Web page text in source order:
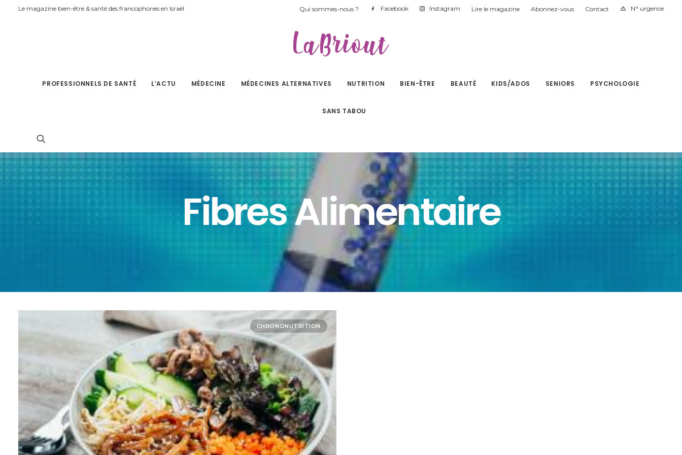
Le magazine bien-être & santé des francophones en Israël Qui sommes-nous ? Facebook Instagram Lire le magazine Abonnez-vous Contact N° urgence
PROFESSIONNELS DE SANTÉ L’ACTU MÉDECINE MÉDECINES ALTERNATIVES NUTRITION BIEN-ÊTRE BEAUTÉ KIDS/ADOS SENIORS PSYCHOLOGIE
SANS TABOU
Fibres Alimentaire
CHRONONUTRITION